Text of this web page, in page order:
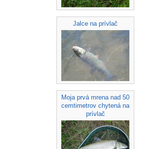
Jalce na prívlač
Moja prvá mrena nad 50
cemtimetrov chytená na
prívlač